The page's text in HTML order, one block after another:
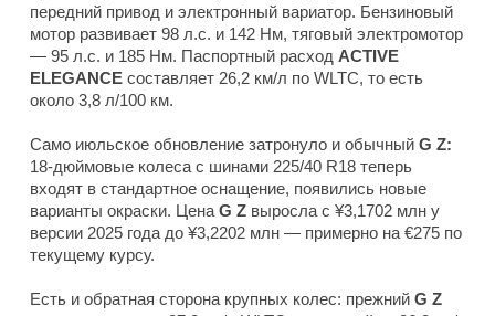
передний привод и электронный вариатор. Бензиновый
мотор развивает 98 л.с. и 142 Нм, тяговый электромотор
— 95 л.с. и 185 Нм. Паспортный расход ACTIVE
ELEGANCE составляет 26,2 км/л по WLTC, то есть
около 3,8 л/100 км.
Само июльское обновление затронуло и обычный G Z:
18-дюймовые колеса с шинами 225/40 R18 теперь
входят в стандартное оснащение, появились новые
варианты окраски. Цена G Z выросла с ¥3,1702 млн у
версии 2025 года до ¥3,2202 млн — примерно на €275 по
текущему курсу.
Есть и обратная сторона крупных колес: прежний G Z